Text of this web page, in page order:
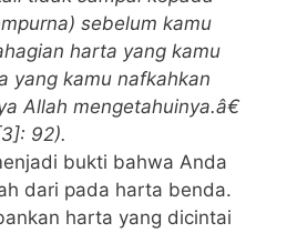
sebelum kamu
harta yang kamu
yang kamu nafkahkan
Allah mengetahuinya.â€
92).
bukti bahwa Anda
dari pada harta benda.
harta yang dicintai